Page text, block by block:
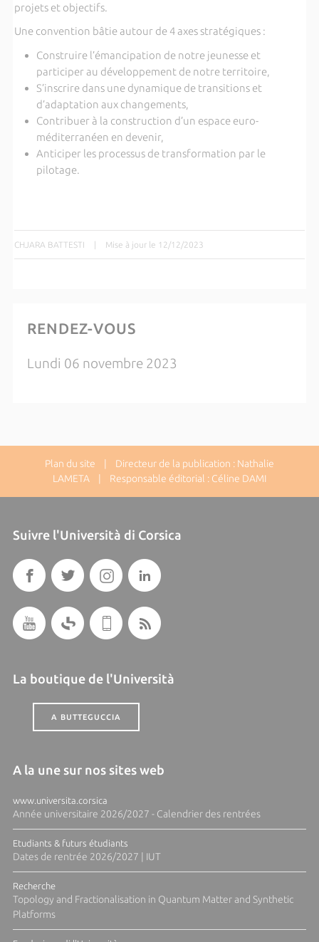
projets et objectifs.
Une convention bâtie autour de 4 axes stratégiques :
Construire l’émancipation de notre jeunesse et
participer au développement de notre territoire,
S’inscrire dans une dynamique de transitions et
d’adaptation aux changements,
Contribuer à la construction d’un espace euro-
méditerranéen en devenir,
Anticiper les processus de transformation par le
pilotage.
CHJARA BATTESTI Mise à jour le 12/12/2023
RENDEZ-VOUS
Lundi 06 novembre 2023
Plan du site | Directeur de la publication : Nathalie
LAMETA | Responsable éditorial : Céline DAMI
Suivre l'Università di Corsica
La boutique de l'Università
A BUTTEGUCCIA
A la une sur nos sites web
www.universita.corsica
Année universitaire 2026/2027 - Calendrier des rentrées
Etudiants & futurs étudiants
Dates de rentrée 2026/2027 | IUT
Recherche
Topology and Fractionalisation in Quantum Matter and Synthetic
Platforms